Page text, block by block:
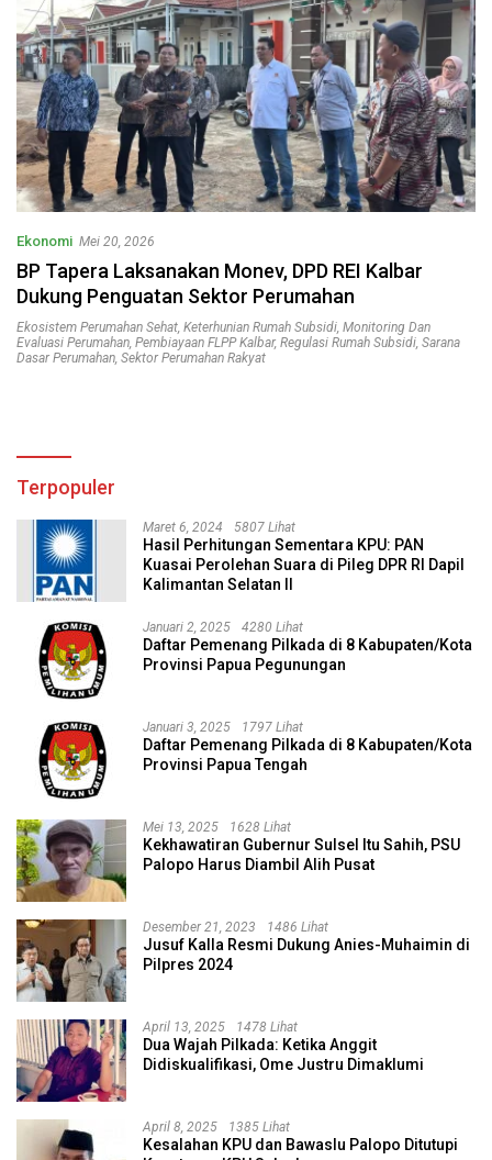
Ekonomi Mei 20, 2026
BP Tapera Laksanakan Monev, DPD REI Kalbar
Dukung Penguatan Sektor Perumahan
Ekosistem Perumahan Sehat, Keterhunian Rumah Subsidi, Monitoring Dan
Evaluasi Perumahan, Pembiayaan FLPP Kalbar, Regulasi Rumah Subsidi, Sarana
Dasar Perumahan, Sektor Perumahan Rakyat
Terpopuler
Maret 6, 2024 5807 Lihat
Hasil Perhitungan Sementara KPU: PAN
Kuasai Perolehan Suara di Pileg DPR RI Dapil
Kalimantan Selatan II
Januari 2, 2025 4280 Lihat
Daftar Pemenang Pilkada di 8 Kabupaten/Kota
Provinsi Papua Pegunungan
Januari 3, 2025 1797 Lihat
Daftar Pemenang Pilkada di 8 Kabupaten/Kota
Provinsi Papua Tengah
Mei 13, 2025 1628 Lihat
Kekhawatiran Gubernur Sulsel Itu Sahih, PSU
Palopo Harus Diambil Alih Pusat
Desember 21, 2023 1486 Lihat
Jusuf Kalla Resmi Dukung Anies-Muhaimin di
Pilpres 2024
April 13, 2025 1478 Lihat
Dua Wajah Pilkada: Ketika Anggit
Didiskualifikasi, Ome Justru Dimaklumi
April 8, 2025 1385 Lihat
Kesalahan KPU dan Bawaslu Palopo Ditutupi